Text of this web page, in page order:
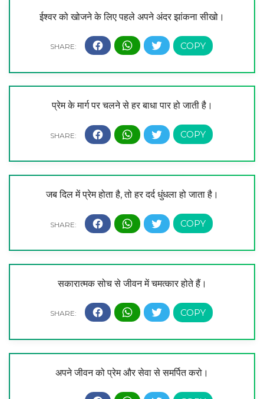
ईश्वर को खोजने के लिए पहले अपने अंदर झांकना सीखो।
प्रेम के मार्ग पर चलने से हर बाधा पार हो जाती है।
जब दिल में प्रेम होता है, तो हर दर्द धुंधला हो जाता है।
सकारात्मक सोच से जीवन में चमत्कार होते हैं।
अपने जीवन को प्रेम और सेवा से समर्पित करो।